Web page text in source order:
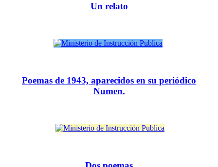
Un relato
Poemas de 1943, aparecidos en su periódico
Numen.